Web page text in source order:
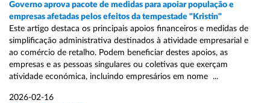
Governo aprova pacote de medidas para apoiar população e
empresas afetadas pelos efeitos da tempestade "Kristin"
Este artigo destaca os principais apoios financeiros e medidas de
simplificação administrativa destinados à atividade empresarial e
ao comércio de retalho. Podem beneficiar destes apoios, as
empresas e as pessoas singulares ou coletivas que exerçam
atividade económica, incluindo empresários em nome ...
2026-02-16